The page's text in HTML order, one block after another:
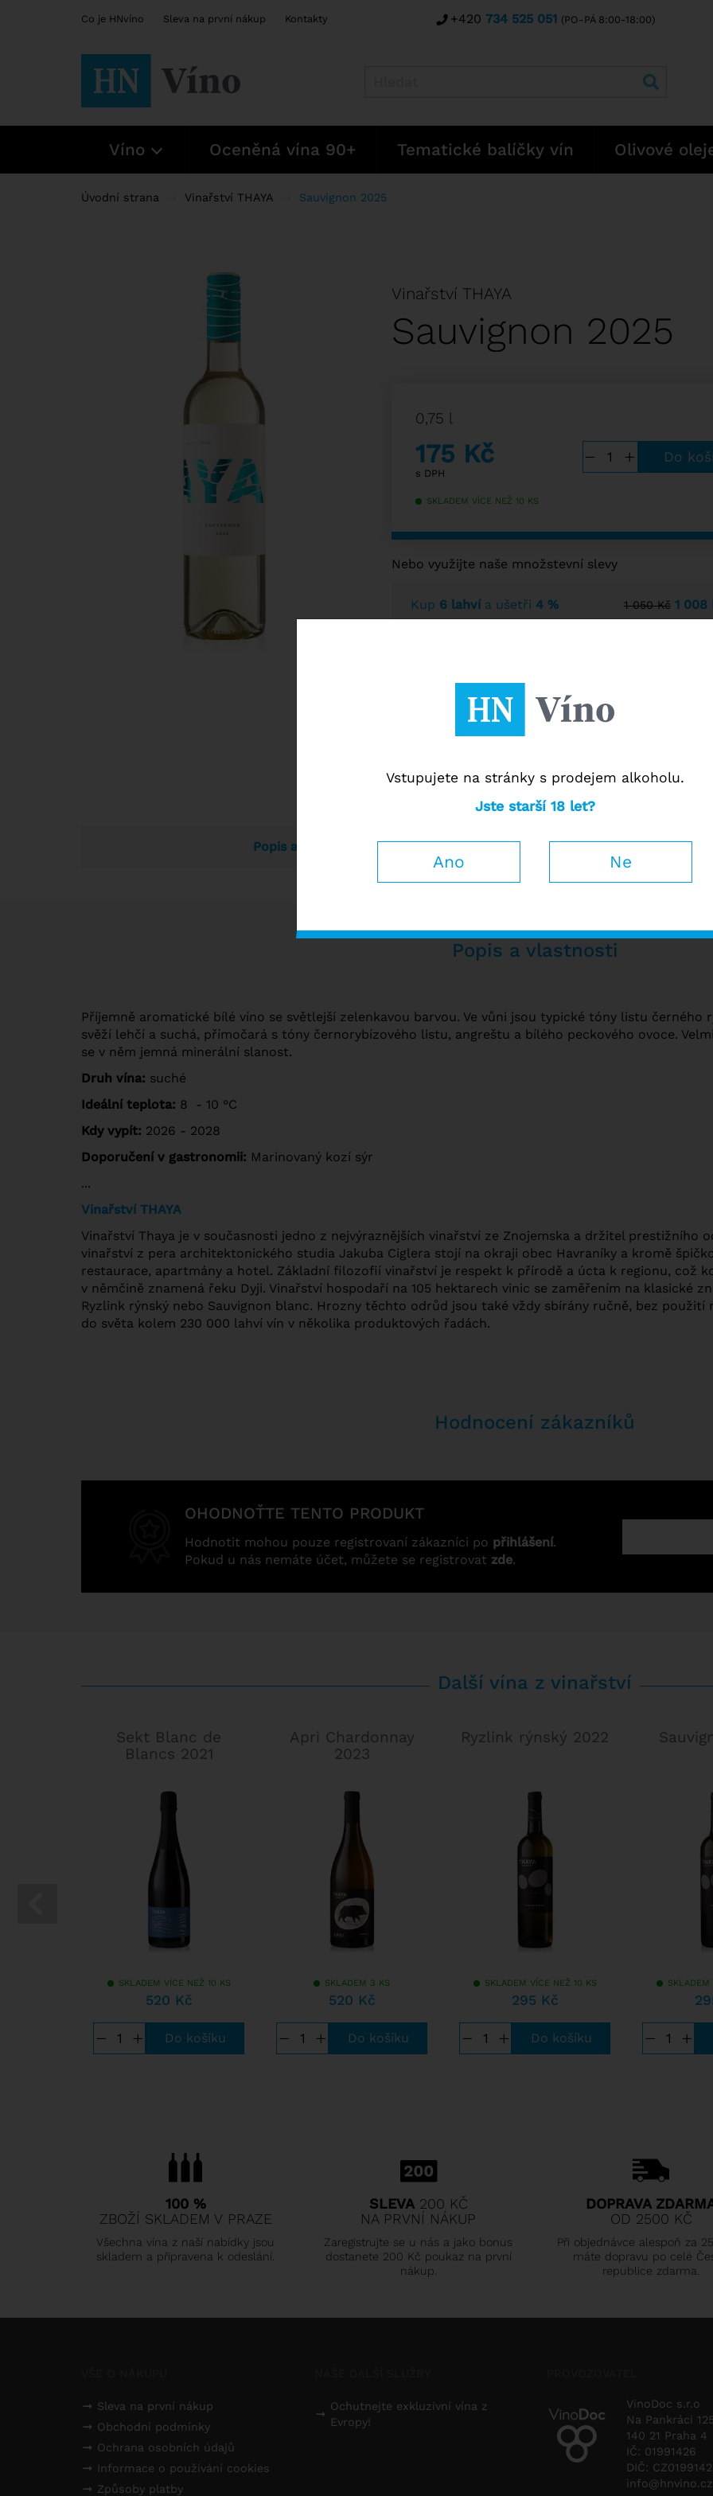
Co je HNvíno Sleva na první nákup Kontakty +420 734 525 051 (PO-PÁ 8:00-18:00)
Víno Oceněná vína 90+ Tematické balíčky vín Olivové
Úvodní strana Vinařství THAYA Sauvignon 2025
Vinařství THAYA
Sauvignon 2025
0,75 l
175 Kč
s DPH
− +
SKLADEM VÍCE NEŽ 10 KS
Nebo využijte naše množstevní slevy
Kup 6 lahvía ušetři 4 % 1 050 Kč 1 008
18 lahví a ušetři8 %
Popis a vlastnosti
Popis a vlastnosti
Příjemně aromatické bílé víno se světlejší zelenkavou barvou. Ve vůni jsou typické tóny listu černého
svěží lehčí a suchá, přímočará s tóny černorybízového listu, angreštu a bílého peckového ovoce.
se v něm jemná minerální slanost.
Druh vína: suché
Ideální teplota: 8 - 10 °C
Kdy vypít: 2026 - 2028
Doporučení v gastronomii: Marinovaný kozí sýr
...
Vinařství THAYA
Vinařství Thaya je v současnosti jedno z nejvýraznějších vinařství ze Znojemska a držitel prestižního
vinařství z pera architektonického studia Jakuba Ciglera stojí na okraji obec Havraníky a kromě
restaurace, apartmány a hotel. Základní filozofií vinařství je respekt k přírodě a úcta k regionu, což
v němčině znamená řeku Dyji. Vinařství hospodaří na 105 hektarech vinic se zaměřením na klasické
Ryzlink rýnský nebo Sauvignon blanc. Hrozny těchto odrůd jsou také vždy sbírány ručně, bez použití
do světa kolem 230 000 lahví vín v několika produktových řadách.
Hodnocení zákazníků
OHODNOŤTE TENTO PRODUKT
Hodnotit mohou pouze registrovaní zákazníci po přihlášení.
Pokud u nás nemáte účet, můžete se registrovat zde.
Další vína z vinařství
Sekt Blanc de
Blancs 2021
SKLADEM VÍCE NEŽ 10 KS
520 Kč
− +
Apri Chardonnay
2023
SKLADEM 3 KS
520 Kč
− +
Ryzlink rýnský 2022
SKLADEM VÍCE NEŽ 10 KS
295 Kč
− +
SKLADEM
− +
100 %
ZBOŽÍ SKLADEM V PRAZE
Všechna vína z naší nabídky jsou
skladem a připravena k odeslání.
SLEVA200 KČ
NA PRVNÍ NÁKUP
Zaregistrujte se u nás a jako bonus
dostanete 200 Kč poukaz na první
nákup.
DOPRAVA
OD 2500 KČ
Při objednávce alespoň za
máte dopravu po celé
republice zdarma.
Sleva na první nákup
Obchodní podmínky
Ochrana osobních údajů
Informace o používání cookies
Způsoby platby
Ochutnejte exkluzivní vína z
Evropy!
VinoDoc s.r.o
Na Pankráci 125
140 21 Praha 4
IČ: 01991426
DIČ:
info@hnvino.cz
Vstupujete na stránky s prodejem alkoholu.
Jste starší 18 let?
Ano Ne